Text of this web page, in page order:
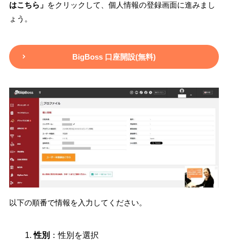
はこちら」 をクリックして、個人情報の登録画面に進みまし
ょう。
BigBoss 口座開設(無料)
以下の順番で情報を入力してください。
性別 ：性別を選択